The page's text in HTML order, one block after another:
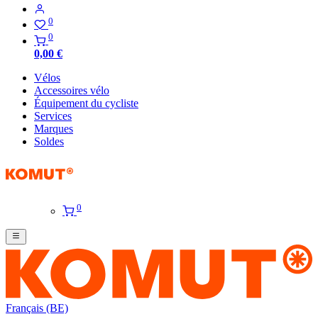
0
0
0,00 €
Vélos
Accessoires vélo
Équipement du cycliste
Services
Marques
Soldes
0
Français (BE)